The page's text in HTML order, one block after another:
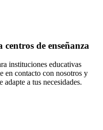
de enseñanza
instituciones educativas
en contacto con nosotros y
adapte a tus necesidades.